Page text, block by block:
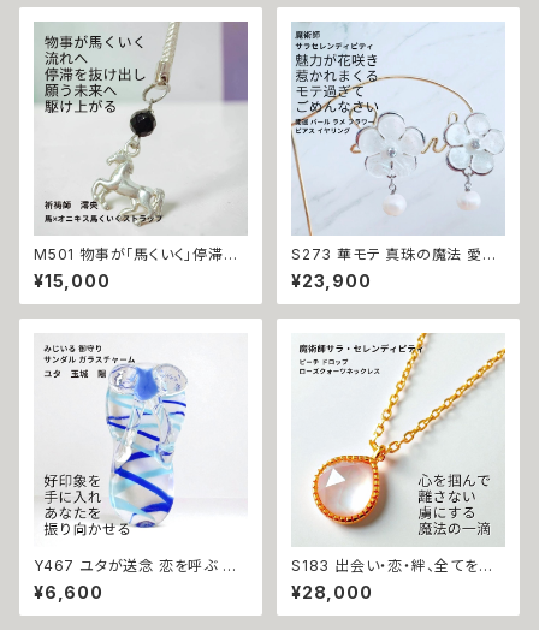
ない 魔術 白魔術 占い 願いが
叶う
M501 物事が「馬くいく」停滞を
打ち破り勝運を呼び込む 馬 オ
ニキス シルバー ストラップ キー
ホルダー 祈祷師 澪央（みお）手
魔除け 占い 開運 運気上昇 成
功 出世 お守り 御守り おまじな
い 叶う 願望成就
¥15,000
S273 華モテ 真珠の魔法 愛さ
れ上手な人気者へ 開運 パール
ラメ フラワー ピアス イヤリング
ウィッカの３つの魔法 花 人気 モ
アップ 幸運 召致 潜在能力 魔術
魔法 おまじない 白魔法 強力 ア
クセサリー パワーストーン
¥23,900
Y467 ユタが送念 恋を呼ぶ ビ
ーチサンダル 印象チェンジで恋
が始まる みじいる 御守り サン
ダル ガラスチャーム 片思い 開
¥6,600
S183 出会い・恋・絆、全てを甘く
結びつける 恋愛成就 ピーチ ド
ロップ ローズクォーツネックレ
ス 心を虜にする魔法 パワースト
¥28,000